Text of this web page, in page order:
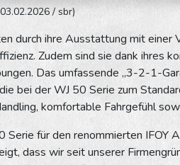
/ sbr)
durch ihre Ausstattung mit
Zudem sind sie dank ihres
Das umfassende „3-2-1-
bei der WJ 50 Serie zum
komfortable Fahrgefühl
Serie für den renommierten
dass wir seit unserer